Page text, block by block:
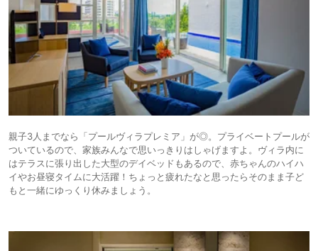
親子3人までなら「プールヴィラプレミア」が◎。プライベートプールが
ついているので、家族みんなで思いっきりはしゃげますよ。ヴィラ内に
はテラスに張り出した大型のデイベッドもあるので、赤ちゃんのハイハ
イやお昼寝タイムに大活躍！ちょっと疲れたなと思ったらそのまま子ど
もと一緒にゆっくり休みましょう。